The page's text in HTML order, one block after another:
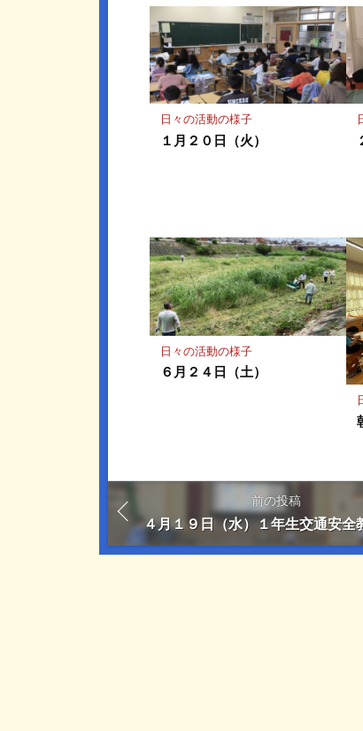
マ
ー
ク
に
保
日々の活動の様子
１月２０日（火）
日々の活動の様子
６月２４日（土）
前の投稿
４月１９日（水）１年生交通安全